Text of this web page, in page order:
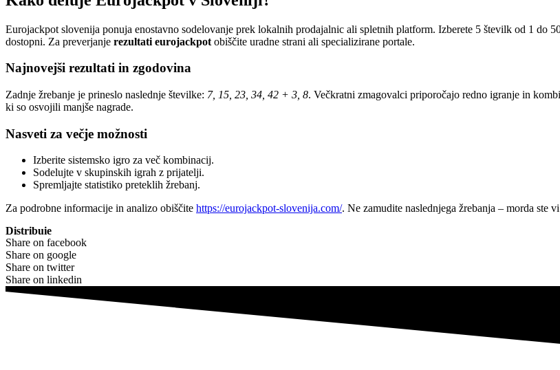
Eurojackpot slovenija ponuja enostavno sodelovanje prek lokalnih prodajalnic ali spletnih platform. Izberete 5 številk od 1 do
dostopni. Za preverjanje rezultati eurojackpot obiščite uradne strani ali specializirane portale.
Najnovejši rezultati in zgodovina
Zadnje žrebanje je prineslo naslednje številke: 7, 15, 23, 34, 42 + 3, 8. Večkratni zmagovalci priporočajo redno igranje in
ki so osvojili manjše nagrade.
Nasveti za večje možnosti
Izberite sistemsko igro za več kombinacij.
Sodelujte v skupinskih igrah z prijatelji.
Spremljajte statistiko preteklih žrebanj.
Za podrobne informacije in analizo obiščite https://eurojackpot-slovenija.com/. Ne zamudite naslednjega žrebanja – morda ste
Distribuie
Share on facebook
Share on google
Share on twitter
Share on linkedin